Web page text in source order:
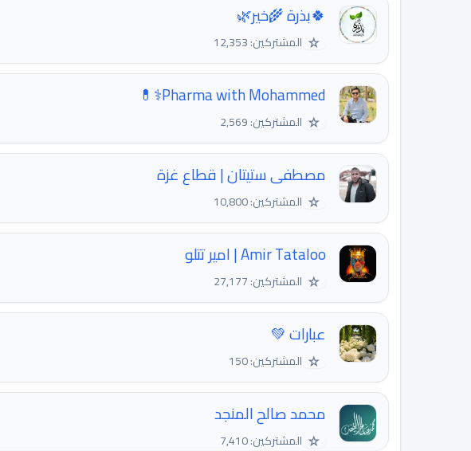
🍀بذرة 🌾خير🌿
☆ المشتركين: 12,353
Pharma with Mohammed⚕️💊
☆ المشتركين: 2,569
مصطفى ستيتان | قطاع غزة
☆ المشتركين: 10,800
Amir Tataloo | امیر تتلو
☆ المشتركين: 27,177
عبارات 💚
☆ المشتركين: 150
محمد صالح المنجد
☆ المشتركين: 7,410